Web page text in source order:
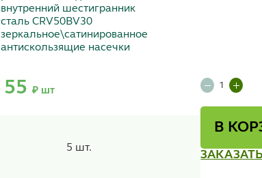
внутренний шестигранник
сталь CRV50BV30
зеркальное\сатинированное
антискользящие насечки
55₽ шт
5 шт.
В